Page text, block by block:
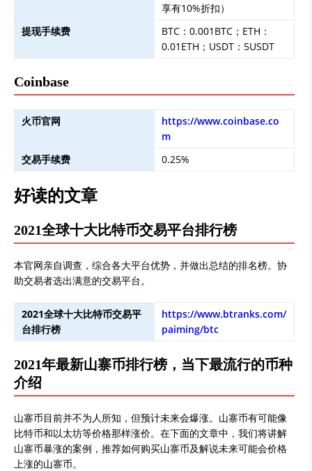
享有10%折扣）
提现手续费
BTC：0.001BTC；ETH：
0.01ETH；USDT：5USDT
Coinbase
火币官网
https://www.coinbase.co
m
交易手续费
0.25%
好读的文章
2021全球十大比特币交易平台排行榜
本官网亲自调查，综合各大平台优势，并做出总结的排名榜。协
助交易者选出满意的交易平台。
2021全球十大比特币交易平
台排行榜
https://www.btranks.com/
paiming/btc
2021年最新山寨币排行榜，当下最流行的币种
介绍
山寨币目前并不为人所知，但预计未来会爆涨。山寨币有可能像
比特币和以太坊等价格那样涨价。在下面的文章中，我们将讲解
山寨币暴涨的案例，推荐如何购买山寨币及解说未来可能会价格
上涨的山寨币。